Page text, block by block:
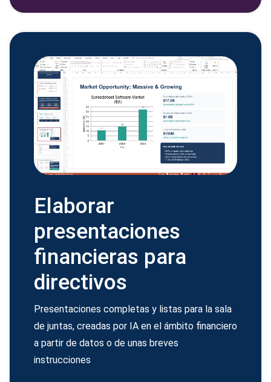
Elaborar
presentaciones
financieras para
directivos
Presentaciones completas y listas para la sala
de juntas, creadas por IA en el ámbito financiero
a partir de datos o de unas breves
instrucciones